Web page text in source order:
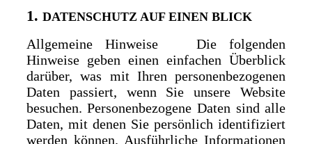
1. DATENSCHUTZ AUF EINEN BLICK
Allgemeine Hinweise Die folgenden
Hinweise geben einen einfachen Überblick
darüber, was mit Ihren personenbezogenen
Daten passiert, wenn Sie unsere Website
besuchen. Personenbezogene Daten sind alle
Daten, mit denen Sie persönlich identifiziert
werden können. Ausführliche Informationen